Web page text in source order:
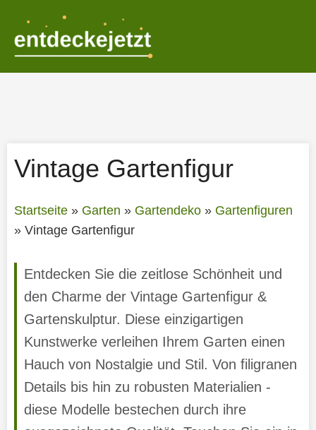
springen
Vintage Gartenfigur
Startseite» Garten » Gartendeko» Gartenfiguren
» Vintage Gartenfigur
Entdecken Sie die zeitlose Schönheit und
den Charme der Vintage Gartenfigur &
Gartenskulptur. Diese einzigartigen
Kunstwerke verleihen Ihrem Garten einen
Hauch von Nostalgie und Stil. Von filigranen
Details bis hin zu robusten Materialien -
diese Modelle bestechen durch ihre